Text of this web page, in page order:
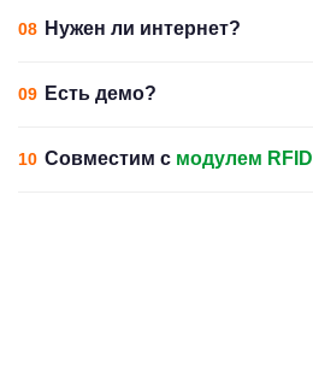
одежда, лекарства, молочка.
Нужен ли интернет?
офлайн.
Есть демо?
Совместим с модулем RFID